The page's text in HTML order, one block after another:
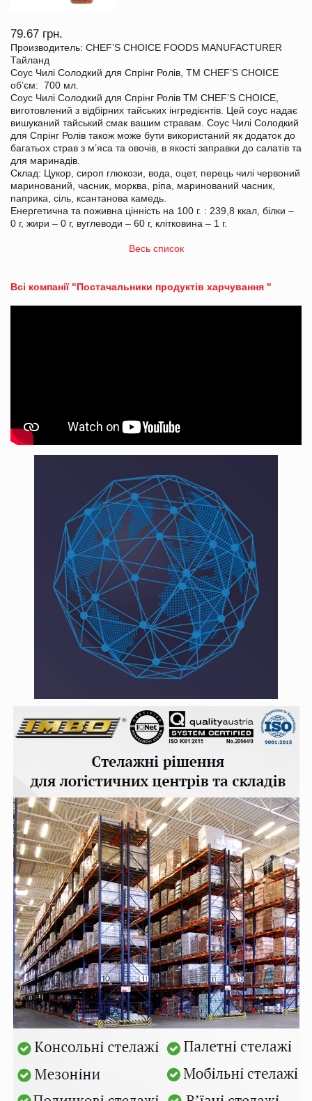
79.67 грн.
Производитель: CHEF’S CHOICE FOODS MANUFACTURER
Тайланд
Соус Чилі Солодкий для Спрінг Ролів, ТМ CHEF’S CHOICE
об’єм: 700 мл.
Соус Чилі Солодкий для Спрінг Ролів TM CHEF’S CHOICE,
виготовлений з відбірних тайських інгредієнтів. Цей соус надає
вишуканий тайський смак вашим стравам. Соус Чилі Солодкий
для Спрінг Ролів також може бути використаний як додаток до
багатьох страв з м’яса та овочів, в якості заправки до салатів та
для маринадів.
Склад: Цукор, сироп глюкози, вода, оцет, перець чилі червоний
маринований, часник, морква, ріпа, маринований часник,
паприка, сіль, ксантанова камедь.
Енергетична та поживна цінність на 100 г. : 239,8 ккал, білки –
0 г, жири – 0 г, вуглеводи – 60 г, клітковина – 1 г.
Весь список
Всі компанії "Постачальники продуктів харчування "